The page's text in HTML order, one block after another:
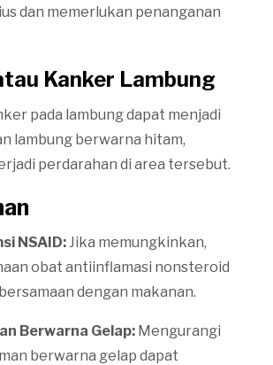
dan memerlukan penanganan
Kanker Lambung
pada lambung dapat menjadi
lambung berwarna hitam,
perdarahan di area tersebut.
NSAID:Jika memungkinkan,
obat antiinflamasi nonsteroid
dengan makanan.
Berwarna Gelap: Mengurangi
berwarna gelap dapat